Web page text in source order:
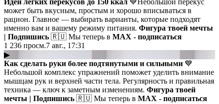
может быть вкусным, простым и хорошо вписываться в
рацион. Главное — выбирать варианты, которые подходят
именно вам и вашему режиму питания. Фигура твоей мечты
| Подпишись 🇷🇺 Мы теперь в MAX - подписаться
1 236 просм.7 авг., 17:31
▶
Как сделать руки более подтянутыми и сильными 💙
Небольшой комплекс упражнений поможет уделить внимание
мышцам рук и верхней части тела. Регулярность и правильная
техника — ключ к заметным изменениям. Фигура твоей
мечты | Подпишись 🇷🇺 Мы теперь в MAX - подписаться